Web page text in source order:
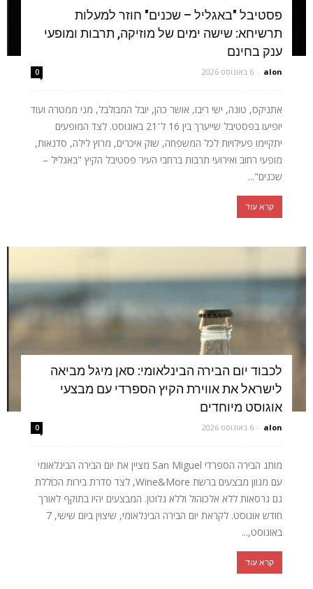
פסטיבל "באגליל – שכנים" חוזר למעלות
תרשיחא: שישה ימים של מוזיקה, תרבות ומופעי
ענק בחינם
alon
- 6 באוגוסט 2026 0
אתניקס, טונה, ישי ריבו, אושר כהן, יובל המבולבל, מני ממטרה ועוד
יופיעו בפסטיבל שייערך בין 16 ל־21 באוגוסט. לצד המופעים
יתקיימו פעילויות לכל המשפחה, שוק איכרים, מרוץ לילה, סדנאות,
מופעי רחוב ואירועי תרבות ברחבי העיר פסטיבל הקיץ "באגליל –
שכנים"...
קרא עוד
לכבוד יום הבירה הבינלאומי: סאן מיגל מביאה
לישראל את אווירת הקיץ הספרדי עם מבצעי
אוגוסט מיוחדים
alon
- 6 באוגוסט 2026 0
מותג הבירה הספרדי San Miguel מציין את יום הבירה הבינלאומי
עם מגוון מבצעים ברשת Wine&More, לצד סדרת בירות הכוללת
גם גרסאות ללא אלכוהול וללא גלוטן. המבצעים יהיו בתוקף לאורך
חודש אוגוסט. לקראת יום הבירה הבינלאומי, שיצוין ביום שישי, 7
באוגוסט,...
קרא עוד